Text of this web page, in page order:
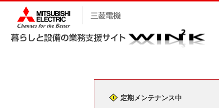
定期メンテナンス中